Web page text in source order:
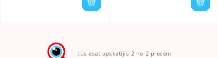
Jūs esat apskatījis 2 no 2 precēm